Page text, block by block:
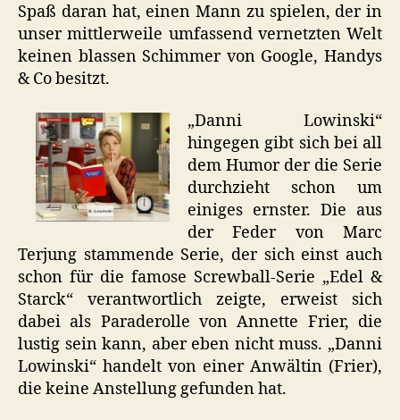
Spaß daran hat, einen Mann zu spielen, der in
unser mittlerweile umfassend vernetzten Welt
keinen blassen Schimmer von Google, Handys
& Co besitzt.
„Danni Lowinski“
hingegen gibt sich bei all
dem Humor der die Serie
durchzieht schon um
einiges ernster. Die aus
der Feder von Marc
Terjung stammende Serie, der sich einst auch
schon für die famose Screwball-Serie „Edel &
Starck“ verantwortlich zeigte, erweist sich
dabei als Paraderolle von Annette Frier, die
lustig sein kann, aber eben nicht muss. „Danni
Lowinski“ handelt von einer Anwältin (Frier),
die keine Anstellung gefunden hat.